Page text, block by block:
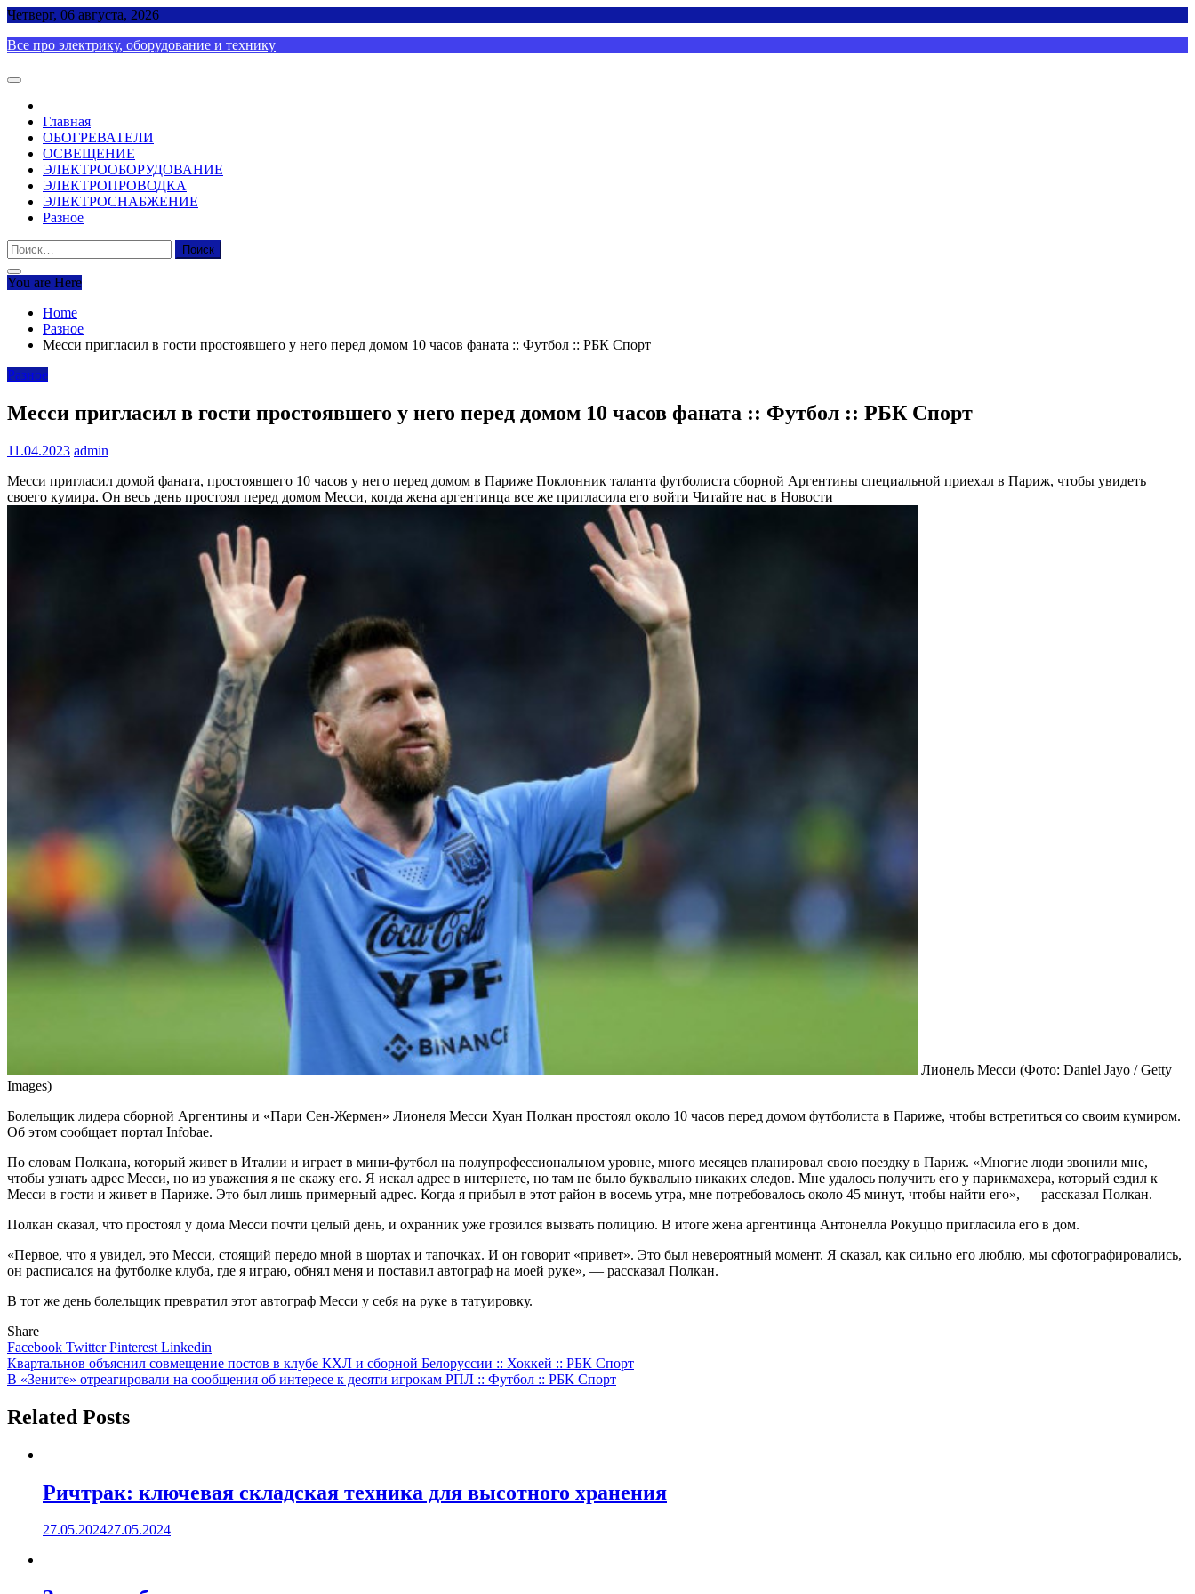
Skip
content
Четверг, 06 августа, 2026
Все про электрику, оборудование и технику
Главная
ОБОГРЕВАТЕЛИ
ОСВЕЩЕНИЕ
ЭЛЕКТРООБОРУДОВАНИЕ
ЭЛЕКТРОПРОВОДКА
ЭЛЕКТРОСНАБЖЕНИЕ
Разное
Найти:
You are Here
Home
Разное
Месси пригласил в гости простоявшего у него перед домом 10 часов фаната :: Футбол :: РБК Спорт
Разное
Месси пригласил в гости простоявшего у него перед домом 10 часов фаната :: Футбол :: РБК Спорт
11.04.2023 admin
Месси пригласил домой фаната, простоявшего 10 часов у него перед домом в Париже Поклонник таланта футболиста сборной Аргентины специальной приехал в Париж, чтобы увидеть
своего кумира. Он весь день простоял перед домом Месси, когда жена аргентинца все же пригласила его войти Читайте нас в Новости
Лионель Месси (Фото: Daniel Jayo / Getty
Images)
Болельщик лидера сборной Аргентины и «Пари Сен-Жермен» Лионеля Месси Хуан Полкан простоял около 10 часов перед домом футболиста в Париже, чтобы встретиться со своим кумиром.
Об этом сообщает портал Infobae.
По словам Полкана, который живет в Италии и играет в мини-футбол на полупрофессиональном уровне, много месяцев планировал свою поездку в Париж. «Многие люди звонили мне,
чтобы узнать адрес Месси, но из уважения я не скажу его. Я искал адрес в интернете, но там не было буквально никаких следов. Мне удалось получить его у парикмахера, который ездил к
Месси в гости и живет в Париже. Это был лишь примерный адрес. Когда я прибыл в этот район в восемь утра, мне потребовалось около 45 минут, чтобы найти его», — рассказал Полкан.
Полкан сказал, что простоял у дома Месси почти целый день, и охранник уже грозился вызвать полицию. В итоге жена аргентинца Антонелла Рокуццо пригласила его в дом.
«Первое, что я увидел, это Месси, стоящий передо мной в шортах и тапочках. И он говорит «привет». Это был невероятный момент. Я сказал, как сильно его люблю, мы сфотографировались,
он расписался на футболке клуба, где я играю, обнял меня и поставил автограф на моей руке», — рассказал Полкан.
В тот же день болельщик превратил этот автограф Месси у себя на руке в татуировку.
Share
Facebook TwitterPinterest Linkedin
Навигация
по
записям
Квартальнов объяснил совмещение постов в клубе КХЛ и сборной Белоруссии :: Хоккей :: РБК Спорт
В «Зените» отреагировали на сообщения об интересе к десяти игрокам РПЛ :: Футбол :: РБК Спорт
Related Posts
Ричтрак: ключевая складская техника для высотного хранения
27.05.202427.05.2024